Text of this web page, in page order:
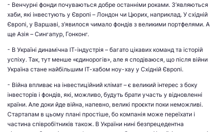
- Венчурні фонди почуваються добре останніми роками. З’являються
хаби, які інвестують у Європі – Лондон чи Цюрих, наприклад. У східній
Європі, у Варшаві, з’явилося чимало фондів з великими портфелями. А
ще Азія – Сингапур, Гонконг.
- В Україні динамічна ІТ-індустрія – багато цікавих команд та історій
успіху. Так, тут менше «єдинорогів», але я сподіваюся, що після війни
Україна стане найбільшим ІТ-хабом ноу-хау у Східній Європі.
- Війна впливає на інвестиційний клімат – є великий інтерес з боку
інвесторів і фондів, які, можливо, будуть брати участь у відновленні
країни. Але доки йде війна, напевно, великі проєкти поки неможливі.
Стартапам в цьому плані простіше, бо компанія може переїхати і
частина співробітників також. В України нині безпрецедентна